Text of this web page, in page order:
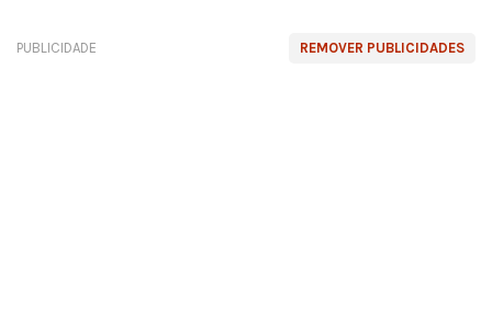
REMOVER PUBLICIDADES
PUBLICIDADE